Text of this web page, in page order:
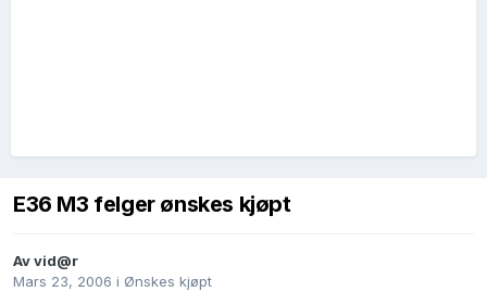
E36 M3 felger ønskes kjøpt
Avvid@r
Mars 23, 2006 i Ønskes kjøpt